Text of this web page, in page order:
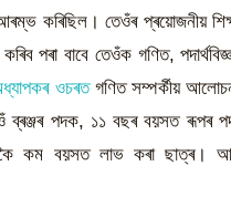
কৰিছিল। তেওঁৰ প্ৰয়োজনীয়
বাবে তেওঁক গণিত,
ওচৰতগণিত সম্পৰ্কীয়
ব্ৰঞ্জৰ পদক, ১১ বছৰ বয়সত
কম বয়সত লাভ কৰা ছাত্ৰ।